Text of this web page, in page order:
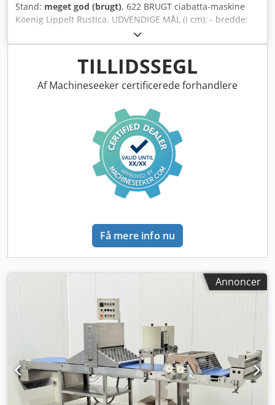
Stand: meget god (brugt), 622 BRUGT ciabatta-maskine
Koenig Lippelt Rustica. UDVENDIGE MÅL (i cm): - bredde:
180, - længde: 75, - højde: 153. TEKNISKE DATA: -
vægtområde: 20-700 g, - 4 skærevalse. Maskinen er klar til
inspektion på vores lager (36-068 Bachórz, Polen). Betalte
muligheder tilgængelige: transport. Cedpfx Acjnpxl Djysrf
Den angivne pris er netto. Vi taler engelsk, tysk, fransk,
TILLIDSSEGL
Af Machineseeker certificerede forhandlere
Få mere info nu
Annoncer